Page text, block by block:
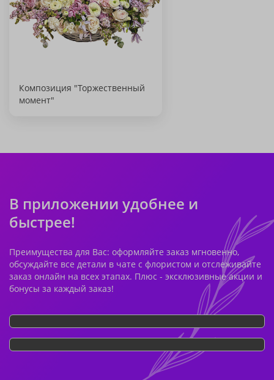
Композиция "Торжественный
момент"
В приложении удобнее и
быстрее!
Преимущества для Вас: оформляйте заказ мгновенно,
обсуждайте все детали в чате с флористом и отслеживайте
заказ онлайн на всех этапах. Плюс - эксклюзивные акции и
бонусы за каждый заказ!